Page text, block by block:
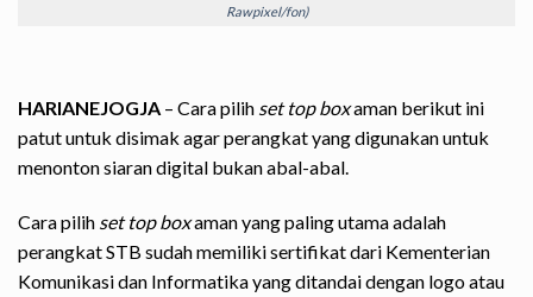
Rawpixel/fon)
HARIANEJOGJA – Cara pilih set top boxaman berikut ini
patut untuk disimak agar perangkat yang digunakan untuk
menonton siaran digital bukan abal-abal.
Cara pilih set top boxaman yang paling utama adalah
perangkat STB sudah memiliki sertifikat dari Kementerian
Komunikasi dan Informatika yang ditandai dengan logo atau